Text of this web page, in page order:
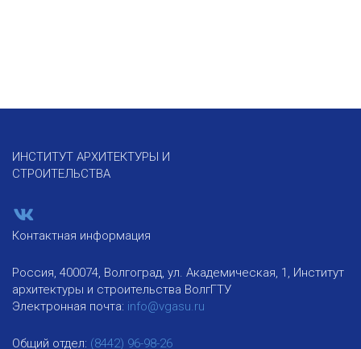
ИНСТИТУТ АРХИТЕКТУРЫ И
СТРОИТЕЛЬСТВА
Контактная информация
Россия, 400074, Волгоград, ул. Академическая, 1, Институт
архитектуры и строительства ВолгГТУ
Электронная почта: info@vgasu.ru
Общий отдел: (8442) 96-98-26